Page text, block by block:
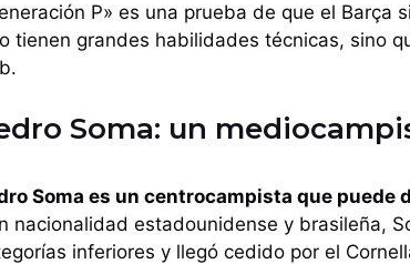
P» es una prueba de que el Barça
tienen grandes habilidades técnicas, sino
Soma: un
Soma es un centrocampista que
nacionalidad estadounidense y brasileña,
inferiores y llegó cedido por el